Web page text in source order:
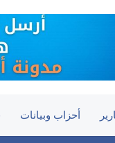
أحزاب وبيانات